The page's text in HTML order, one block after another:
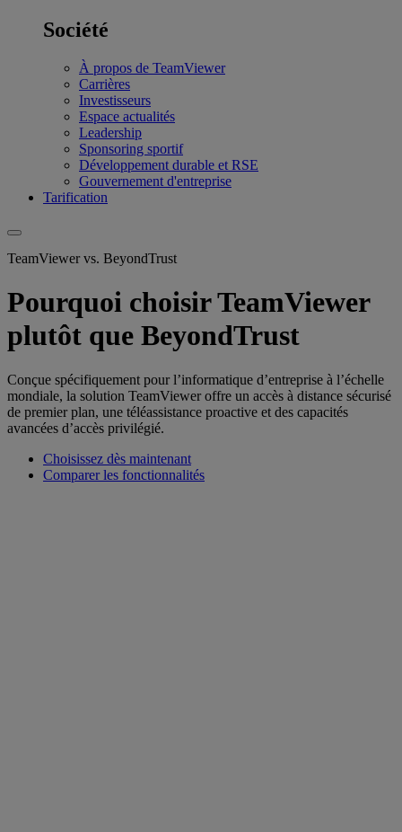
Société
À propos de TeamViewer
Carrières
Investisseurs
Espace actualités
Leadership
Sponsoring sportif
Développement durable et RSE
Gouvernement d'entreprise
Tarification
TeamViewer vs. BeyondTrust
Pourquoi choisir TeamViewer
plutôt que BeyondTrust
Conçue spécifiquement pour l’informatique d’entreprise à l’échelle
mondiale, la solution TeamViewer offre un accès à distance sécurisé
de premier plan, une téléassistance proactive et des capacités
avancées d’accès privilégié.
Choisissez dès maintenant
Comparer les fonctionnalités